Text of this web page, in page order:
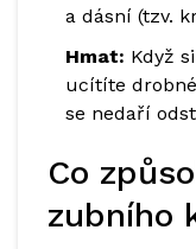
a dásní (tzv.
Hmat: Když
ucítíte
se nedaří
Co
zubního